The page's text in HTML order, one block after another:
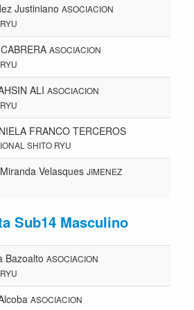
Justiniano ASOCIACION
ASOCIACION
ALI ASOCIACION
FRANCO TERCEROS
SHITO RYU
Velasques JIMENEZ
Sub14 Masculino
Bazoalto ASOCIACION
ASOCIACION